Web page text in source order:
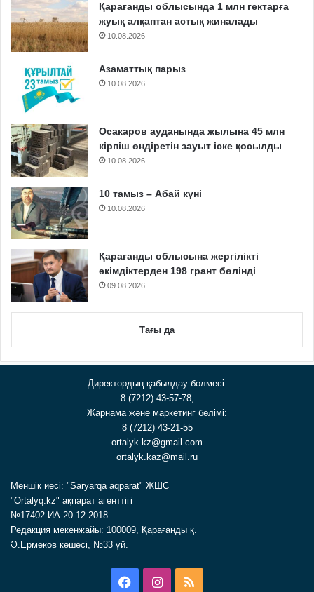
Қарағанды облысында 1 млн гектарға
жуық алқаптан астық жиналады
10.08.2026
Азаматтық парыз
10.08.2026
Осакаров ауданында жылына 45 млн
кірпіш өндіретін зауыт іске қосылды
10.08.2026
10 тамыз – Абай күні
10.08.2026
Қарағанды облысына жергілікті
әкімдіктерден 198 грант бөлінді
09.08.2026
Тағы да
Директордың қабылдау бөлмесі:
8 (7212) 43-57-78,
Жарнама және маркетинг бөлімі:
8 (7212) 43-21-55
ortalyk.kz@gmail.com
ortalyk.kaz@mail.ru
Меншік иесі: "Saryarqa aqparat" ЖШС
"Ortalyq.kz" ақпарат агенттігі
№17402-ИА 20.12.2018
Редакция мекенжайы: 100009, Қарағанды қ.
Ә.Ермеков көшесі, №33 үй.
FacebookInstagram